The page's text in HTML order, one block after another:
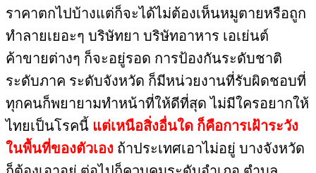
ราคาตกไปบ้างแต่ก็จะได้ไม่ต้องเห็นหมูตายหรือถูก
ทำลายเยอะๆ​ บริษัท​ยา​ บริษัท​อาหาร​ เอเย่นต์​
ค้าขายต่างๆ ก็จะอยู่รอด การป้องกันระดับชาติ​
ระดับภาค​ ระดับจังหวัด​ ก็มีหน่วยงานที่รับผิดชอบ​ที่
ทุกคนก็พยายามทำหน้าที่ให้ดีที่สุด​ ไม่มีใครอยากให้
ไทยเป็นโรคนี้ แต่เหนือสิ่งอื่นใด​ ก็คือ​การเฝ้าระวัง
ในพื้นที่ของตัวเอง ​ ถ้าประเทศ​เอาไม่อยู่​ บางจังหวัด